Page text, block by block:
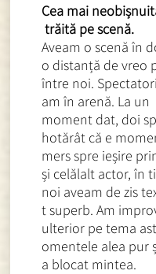
Cea mai
trăită pe scenă.
Aveam o scenă în
o distanță de vreo
între noi.
am în arenă. La un
moment dat, doi
hotărât că e
mers spre ieșire
și celălalt actor, în
noi aveam de zis
t superb. Am
ulterior pe tema
omentele alea pur
a blocat mintea.